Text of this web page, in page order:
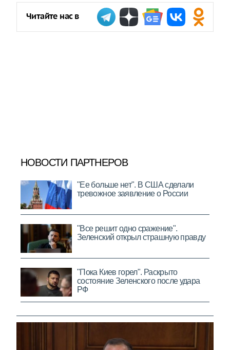
Читайте нас в